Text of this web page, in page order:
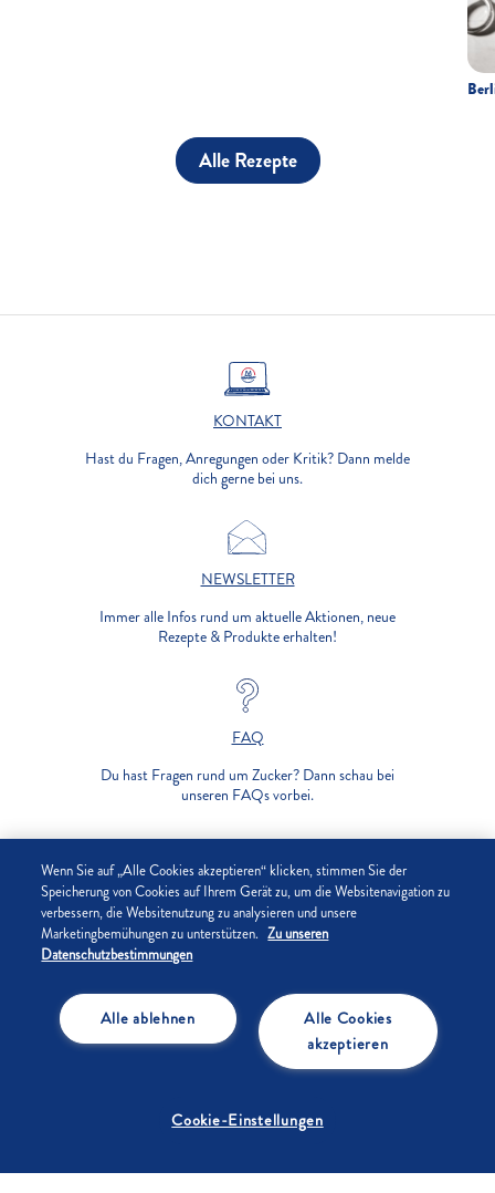
Alle Rezepte
KONTAKT
Hast du Fragen, Anregungen oder Kritik? Dann melde
dich gerne bei uns.
NEWSLETTER
Immer alle Infos rund um aktuelle Aktionen, neue
Rezepte & Produkte erhalten!
FAQ
Du hast Fragen rund um Zucker? Dann schau bei
unseren FAQs vorbei.
UNTERNEHMEN
DATENSCHUTZ
COOKIE-EINSTELLUNGEN
Wenn Sie auf „Alle Cookies akzeptieren“ klicken, stimmen Sie der
Speicherung von Cookies auf Ihrem Gerät zu, um die Websitenavigation zu
verbessern, die Websitenutzung zu analysieren und unsere
Marketingbemühungen zu unterstützen. Zu unseren
Datenschutzbestimmungen
Alle Cookies
akzeptieren
Alle ablehnen
Cookie-Einstellungen